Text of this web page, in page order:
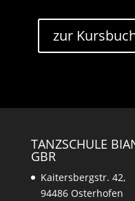
zur
TANZSCHULE
GBR
Kaitersbergstr. 42,
94486 Osterhofen